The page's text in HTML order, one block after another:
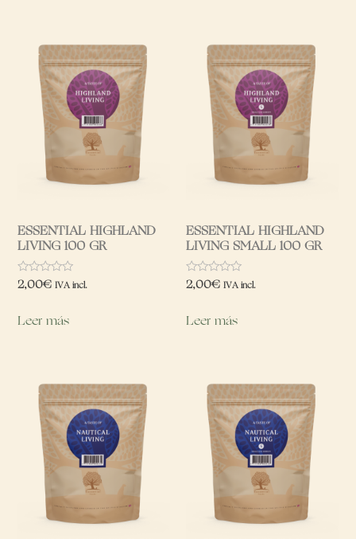
ESSENTIAL HIGHLAND
LIVING 100 GR
Valorado
con
5
2,00€ IVA incl.
Leer más
ESSENTIAL HIGHLAND
LIVING SMALL 100 GR
Valorado
con
5
2,00€ IVA incl.
Leer más